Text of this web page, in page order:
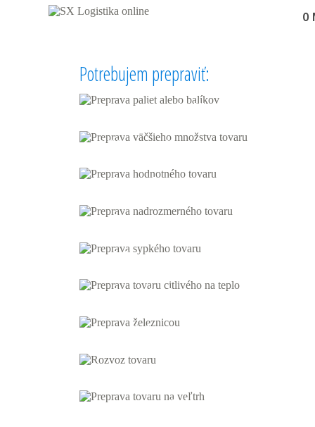
Potrebujem prepraviť:
Paletu alebo balík
Väčšie množstvá tovaru
Hodnotný tovar
Nadrozmerný tovar
Sypký tovar
Teplo-citlivý tovar
Tovar železnicou
Rozvoz tovaru
Tovar na veľtrh
O